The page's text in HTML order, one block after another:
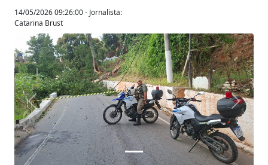
14/05/2026 09:26:00 - Jornalista:
Catarina Brust
Anterior